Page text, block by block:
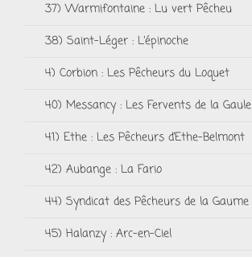
37) Warmifontaine : Lu vert Pêcheu
38) Saint-Léger : L’épinoche
4) Corbion : Les Pêcheurs du Loquet
40) Messancy : Les Fervents de la Gaule
41) Ethe : Les Pêcheurs d’Ethe-Belmont
42) Aubange : La Fario
44) Syndicat des Pêcheurs de la Gaume
45) Halanzy : Arc-en-Ciel